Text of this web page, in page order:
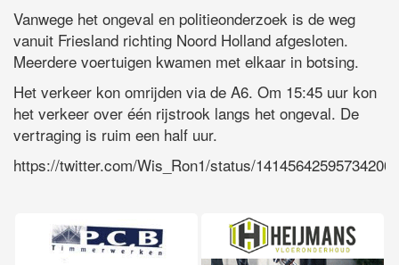
Vanwege het ongeval en politieonderzoek is de weg
vanuit Friesland richting Noord Holland afgesloten.
Meerdere voertuigen kwamen met elkaar in botsing.
Het verkeer kon omrijden via de A6. Om 15:45 uur kon
het verkeer over één rijstrook langs het ongeval. De
vertraging is ruim een half uur.
https://twitter.com/Wis_Ron1/status/